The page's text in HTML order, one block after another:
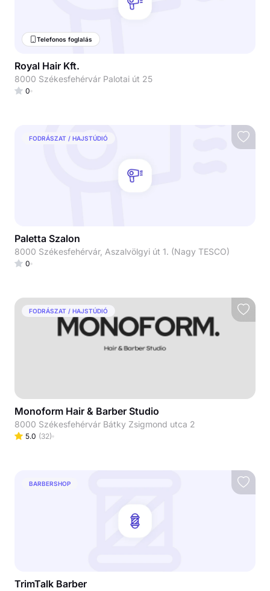
Telefonos foglalás
Royal Hair Kft.
8000 Székesfehérvár Palotai út 25
0
FODRÁSZAT / HAJSTÚDIÓ
Paletta Szalon
8000 Székesfehérvár, Aszalvölgyi út 1. (Nagy TESCO)
0
FODRÁSZAT / HAJSTÚDIÓ
Monoform Hair & Barber Studio
8000 Székesfehérvár Bátky Zsigmond utca 2
5.0 (32)
BARBERSHOP
TrimTalk Barber